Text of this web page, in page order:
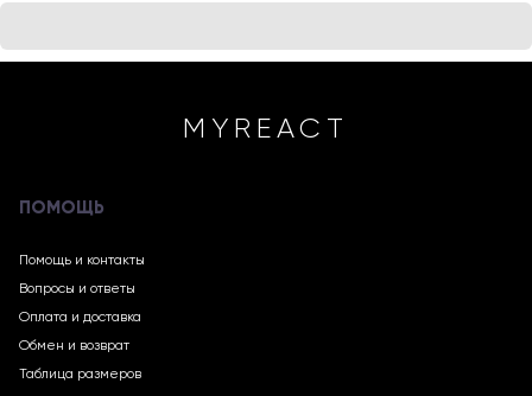
MYREACT
ПОМОЩЬ
Помощь и контакты
Вопросы и ответы
Оплата и доставка
Обмен и возврат
Таблица размеров